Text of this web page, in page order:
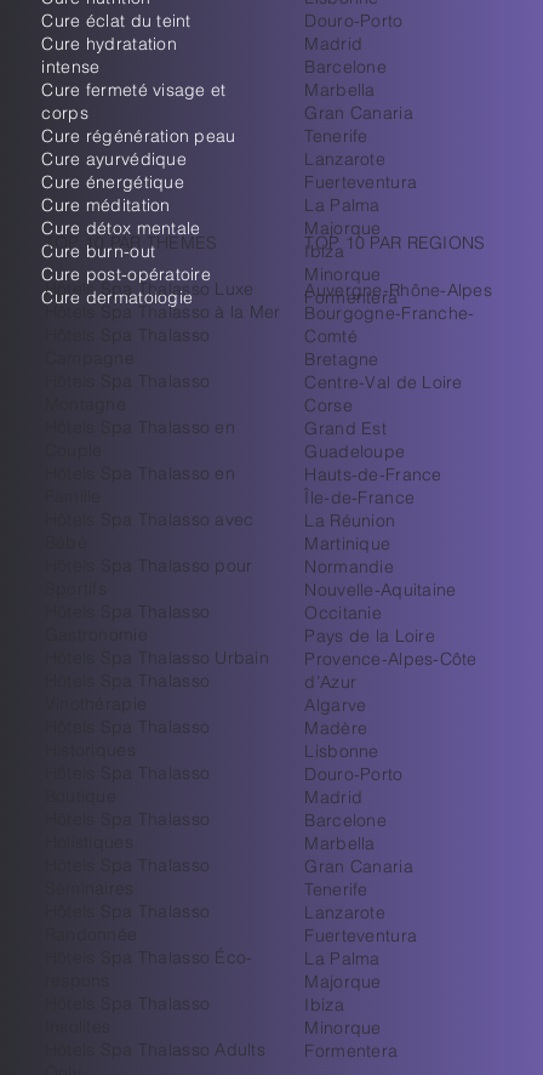
Cure éclat du teint
Cure hydratation
intense
Cure fermeté visage et
corps
Cure régénération peau
Cure ayurvédique
Cure énergétique
Cure méditation
Cure détox mentale
Cure burn-out
Cure post-opératoire
Cure dermatologie
Douro-Porto
Madrid
Barcelone
Marbella
Gran Canaria
Tenerife
Lanzarote
Fuerteventura
La Palma
Majorque
Ibiza
Minorque
Formentera
TOP 10 PAR REGIONS
Auvergne-Rhône-Alpes
Bourgogne-Franche-
Comté
Bretagne
Centre-Val de Loire
Corse
Grand Est
Guadeloupe
Hauts-de-France
Île-de-France
La Réunion
Martinique
Normandie
Nouvelle-Aquitaine
Occitanie
Pays de la Loire
Provence-Alpes-Côte
d’Azur
Algarve
Madère
Lisbonne
Douro-Porto
Madrid
Barcelone
Marbella
Gran Canaria
Tenerife
Lanzarote
Fuerteventura
La Palma
Majorque
Ibiza
Minorque
Formentera
TOP 10 PAR THEMES
Hôtels Spa Thalasso Luxe
Hôtels Spa Thalasso à la Mer
Hôtels Spa Thalasso
Campagne
Hôtels Spa Thalasso
Hôtels Spa Thalasso en
Hôtels Spa Thalasso en
Hôtels Spa Thalasso avec
Hôtels Spa Thalasso pour
Hôtels Spa Thalasso
Gastronomie
Hôtels Spa Thalasso Urbain
Hôtels Spa Thalasso
Vinothérapie
Hôtels Spa Thalasso
Historiques
Hôtels Spa Thalasso
Hôtels Spa Thalasso
Holistiques
Hôtels Spa Thalasso
Séminaires
Hôtels Spa Thalasso
Randonnée
Hôtels Spa Thalasso Éco-
Hôtels Spa Thalasso
Hôtels Spa Thalasso Adults